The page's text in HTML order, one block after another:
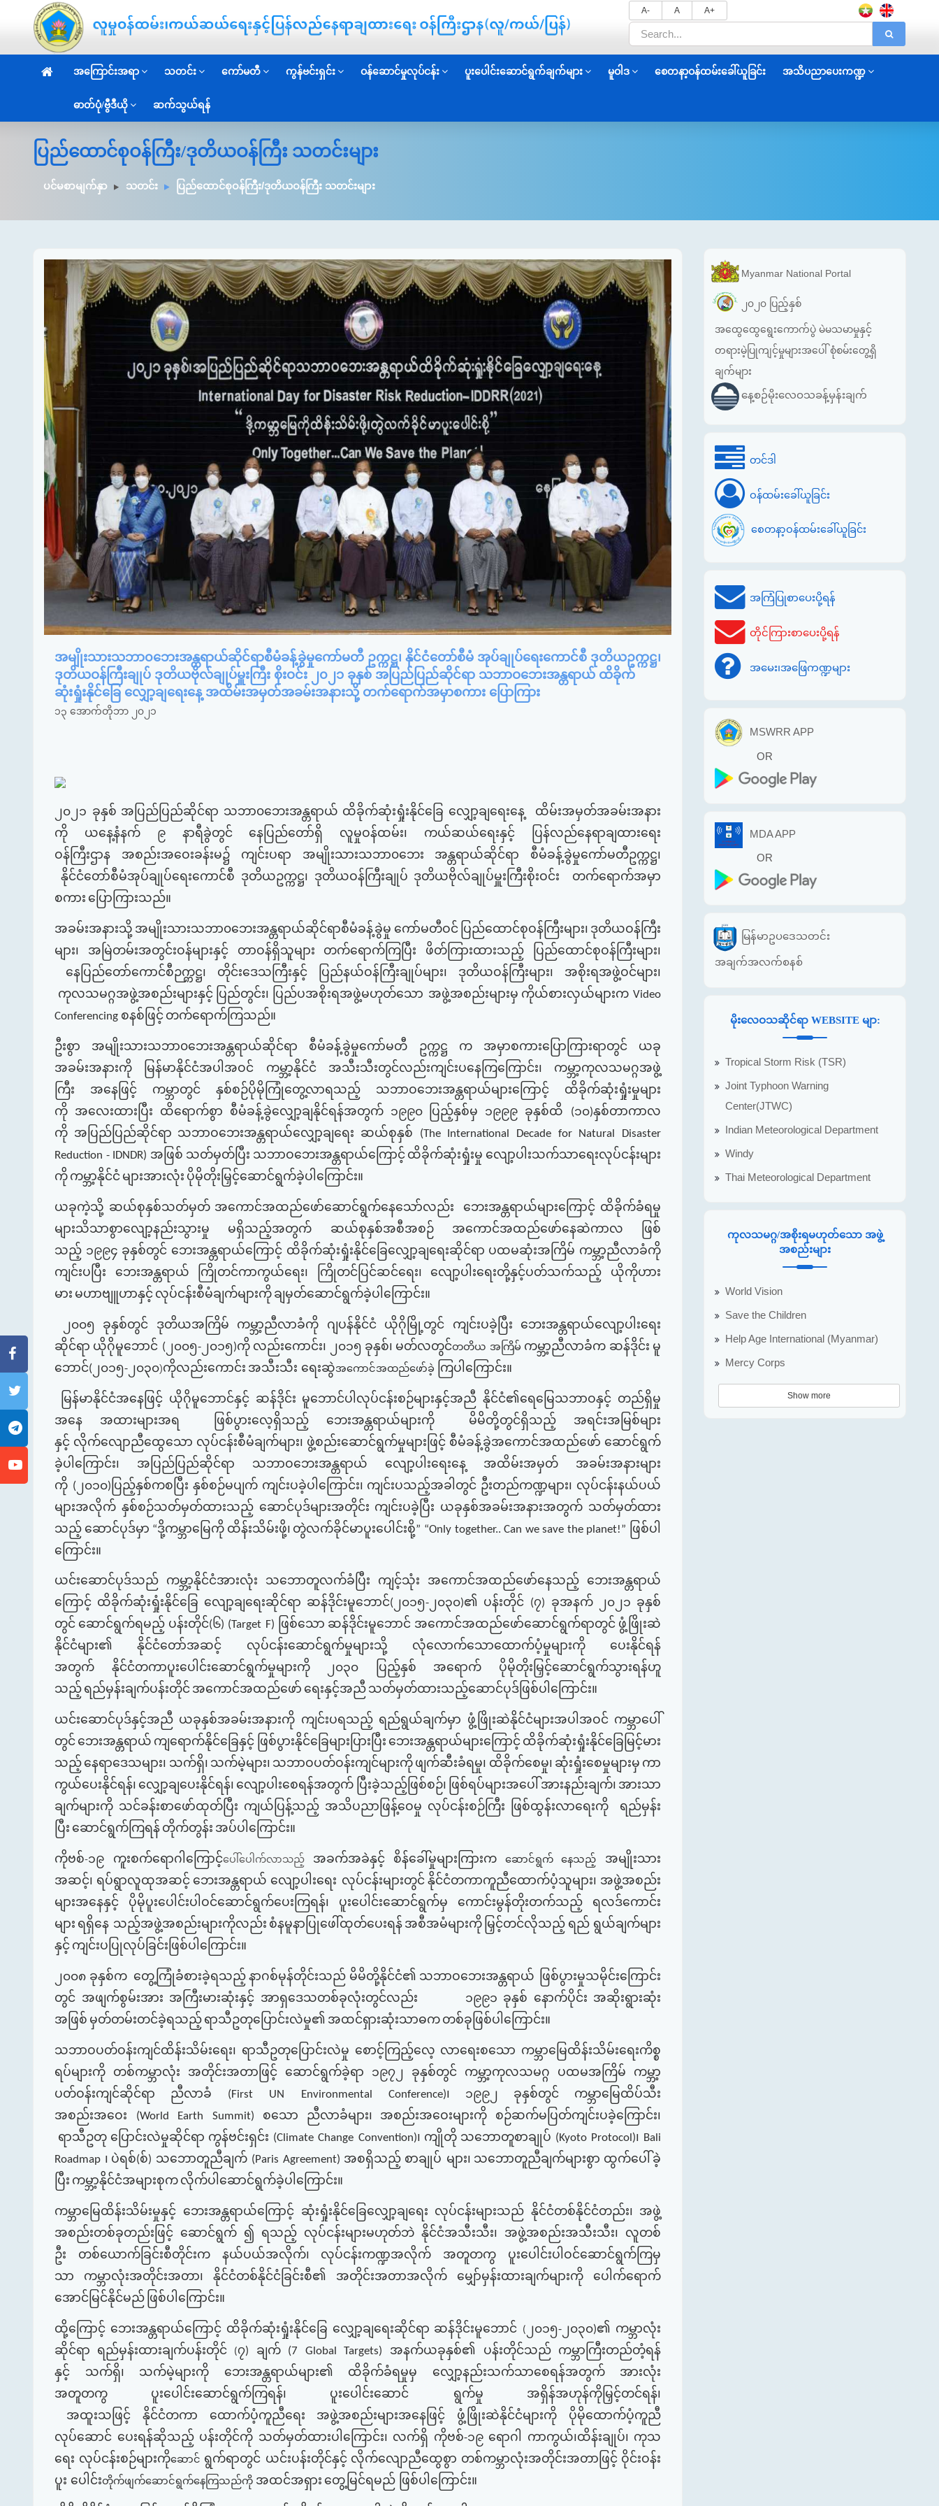
A- A A+
အကြောင်းအရာ သတင်း ကော်မတီ ကွန်ဗင်းရှင်း ဝန်ဆောင်မှုလုပ်ငန်း ပူးပေါင်းဆောင်ရွက်ချက်များ မူဝါဒ စေတနာ့ဝန်ထမ်းခေါ်ယူခြင်း အသိပညာပေးကဏ္ဍ
ဓာတ်ပုံ/ဗွီဒီယို ဆက်သွယ်ရန်
ပြည်ထောင်စုဝန်ကြီး/ဒုတိယဝန်ကြီး သတင်းများ
ပင်မစာမျက်နှာ သတင်း ပြည်ထောင်စုဝန်ကြီး/ဒုတိယဝန်ကြီး သတင်းများ
အမျိုးသားသဘာ၀ဘေးအန္တရာယ်ဆိုင်ရာစီမံခန့်ခွဲမှုကော်မတီ ဥက္ကဋ္ဌ၊ နိုင်ငံတော်စီမံ အုပ်ချုပ်ရေးကောင်စီ ဒုတိယဥက္ကဋ္ဌ၊
ဒုတိယဝန်ကြီးချုပ် ဒုတိယဗိုလ်ချုပ်မှူးကြီး စိုးဝင်း ၂၀၂၁ ခုနှစ် အပြည်ပြည်ဆိုင်ရာ သဘာဝဘေးအန္တရာယ် ထိခိုက်
ဆုံးရှုံးနိုင်ခြေ လျှော့ချရေးနေ့ အထိမ်းအမှတ်အခမ်းအနားသို့ တက်ရောက်အမှာစကား ပြောကြား
၁၃ အောက်တိုဘာ ၂၀၂၁
၂၀၂၁ ခုနှစ် အပြည်ပြည်ဆိုင်ရာ သဘာ၀ဘေးအန္တရာယ် ထိခိုက်ဆုံးရှုံးနိုင်ခြေ လျှော့ချရေးနေ့
ထိမ်းအမှတ်အခမ်းအနား
ကို
ယနေ့နံနက် ၉ နာရီခွဲတွင် နေပြည်တော်ရှိ လူမှုဝန်ထမ်း၊ ကယ်ဆယ်ရေးနှင့်
ပြန်လည်နေရာချထားရေး
ဝန်ကြီးဌာန
အစည်းအဝေးခန်းမ၌ ကျင်းပရာ အမျိုးသားသဘာ၀ဘေး အန္တရာယ်ဆိုင်ရာ
စီမံခန့်ခွဲမှုကော်မတီဥက္ကဋ္ဌ၊
နိုင်ငံတော်စီမံအုပ်ချုပ်ရေးကောင်စီ ဒုတိယဥက္ကဋ္ဌ၊ ဒုတိယဝန်ကြီးချုပ် ဒုတိယဗိုလ်ချုပ်မှူးကြီးစိုးဝင်း
တက်ရောက်အမှာ
စကား ပြောကြားသည်။
အခမ်းအနားသို့ အမျိုးသားသဘာ၀ဘေးအန္တရာယ်ဆိုင်ရာစီမံခန့်ခွဲမှု ကော်မတီဝင် ပြည်ထောင်စုဝန်ကြီးများ၊ ဒုတိယဝန်ကြီး
များ၊
အမြဲတမ်းအတွင်းဝန်များနှင့် တာဝန်ရှိသူများ တက်ရောက်ကြပြီး ဖိတ်ကြားထားသည့်
ပြည်ထောင်စုဝန်ကြီးများ၊
နေပြည်တော်ကောင်စီဉက္ကဋ္ဌ၊
တိုင်းဒေသကြီးနှင့် ပြည်နယ်ဝန်ကြီးချုပ်များ၊ ဒုတိယဝန်ကြီးများ၊
အစိုးရအဖွဲ့ဝင်များ၊
ကုလသမဂ္ဂအဖွဲ့အစည်းများနှင့် ပြည်တွင်း၊ ပြည်ပအစိုးရအဖွဲ့မဟုတ်သော အဖွဲ့အစည်းများမှ ကိုယ်စားလှယ်များက Video
Conferencing စနစ်ဖြင့် တက်ရောက်ကြသည်။
ဦးစွာ အမျိုးသားသဘာ၀ဘေးအန္တရာယ်ဆိုင်ရာ စီမံခန့်ခွဲမှုကော်မတီ ဥက္ကဋ္ဌ က အမှာစကားပြောကြားရာတွင်
ယခု
အခမ်းအနားကို
မြန်မာနိုင်ငံအပါအဝင် ကမ္ဘာ့နိုင်ငံ အသီးသီးတွင်လည်းကျင်းပနေကြကြောင်း၊
ကမ္ဘာ့ကုလသမဂ္ဂအဖွဲ့
ကြီး
အနေဖြင့် ကမ္ဘာတွင် နှစ်စဉ်ပိုမိုကြုံတွေ့လာရသည့် သဘာဝဘေးအန္တရာယ်များကြောင့်
ထိခိုက်ဆုံးရှုံးမှုများ
ကို အလေးထားပြီး ထိရောက်စွာ စီမံခန့်ခွဲလျှော့ချနိုင်ရန်အတွက် ၁၉၉၀ ပြည့်နှစ်မှ ၁၉၉၉ ခုနှစ်ထိ (၁၀)နှစ်တာကာလ
ကို အပြည်ပြည်ဆိုင်ရာ သဘာဝဘေးအန္တရာယ်လျှော့ချရေး ဆယ်စုနှစ် (The International Decade for Natural Disaster
Reduction - IDNDR) အဖြစ် သတ်မှတ်ပြီး သဘာဝဘေးအန္တရာယ်ကြောင့် ထိခိုက်ဆုံးရှုံးမှု လျော့ပါးသက်သာရေးလုပ်ငန်းများ
ကို ကမ္ဘာ့နိုင်ငံ များအားလုံး ပိုမိုတိုးမြှင့်ဆောင်ရွက်ခဲ့ပါကြောင်း။
ယခုကဲ့သို့ ဆယ်စုနှစ်သတ်မှတ် အကောင်အထည်ဖော်ဆောင်ရွက်နေသော်လည်း ဘေးအန္တရာယ်များကြောင့် ထိခိုက်ခံရမှု
များသိသာစွာလျော့နည်းသွားမှု
မရှိသည့်အတွက် ဆယ်စုနှစ်အစီအစဉ် အကောင်အထည်ဖော်နေဆဲကာလ
ဖြစ်
သည့် ၁၉၉၄ ခုနှစ်တွင် ဘေးအန္တရာယ်ကြောင့် ထိခိုက်ဆုံးရှုံးနိုင်ခြေလျှော့ချရေးဆိုင်ရာ ပထမဆုံးအကြိမ် ကမ္ဘာ့ညီလာခံကို
ကျင်းပပြီး
ဘေးအန္တရာယ် ကြိုတင်ကာကွယ်ရေး၊ ကြိုတင်ပြင်ဆင်ရေး၊ လျော့ပါးရေးတို့နှင့်ပတ်သက်သည့်
ယိုကိုဟား
မား မဟာဗျူဟာနှင့် လုပ်ငန်းစီမံချက်များကို ချမှတ်ဆောင်ရွက်ခဲ့ပါကြောင်း။
၂၀၀၅ ခုနှစ်တွင် ဒုတိယအကြိမ် ကမ္ဘာ့ညီလာခံကို ဂျပန်နိုင်ငံ ယိုဂိုမြို့တွင် ကျင်းပခဲ့ပြီး
ဘေးအန္တရာယ်လျော့ပါးရေး
ဆိုင်ရာ ယိုဂိုမူဘောင် (၂၀၀၅-၂၀၁၅)ကို လည်းကောင်း၊ ၂၀၁၅ ခုနှစ်၊ မတ်လတွင်တတိယ အကြိမ် ကမ္ဘာ့ညီလာခံက ဆန်ဒိုင်း မူ
ဘောင်( ၂၀၁၅- ၂၀၃၀)ကိုလည်းကောင်း အသီးသီး ရေးဆွဲအကောင်အထည်ဖော်ခဲ့ ကြပါကြောင်း။
မြန်မာနိုင်ငံအနေဖြင့် ယိုဂိုမူဘောင်နှင့် ဆန်ဒိုင်း မူဘောင်ပါလုပ်ငန်းစဉ်များနှင့်အညီ နိုင်ငံ၏ရေမြေသဘာဝနှင့် တည်ရှိမှု
အနေ
အထားများအရ ဖြစ်ပွားလေ့ရှိသည့် ဘေးအန္တရာယ်များကို မိမိတို့တွင်ရှိသည့်
အရင်းအမြစ်များ
နှင့် လိုက်လျောညီထွေသော လုပ်ငန်းစီမံချက်များ၊ ဖွဲ့စည်းဆောင်ရွက်မှုများဖြင့် စီမံခန့်ခွဲအကောင်အထည်ဖော် ဆောင်ရွက်
ခဲ့ပါကြောင်း၊
အပြည်ပြည်ဆိုင်ရာ သဘာဝဘေးအန္တရာယ် လျော့ပါးရေးနေ့ အထိမ်းအမှတ်
အခမ်းအနားများ
ကို (၂၀၁၀) ပြည့်နှစ်ကစပြီး နှစ်စဉ်မပျက် ကျင်းပခဲ့ပါကြောင်း၊ ကျင်းပသည့်အခါတွင် ဦးတည်ကဏ္ဍများ၊ လုပ်ငန်းနယ်ပယ်
များအလိုက် နှစ်စဉ်သတ်မှတ်ထားသည့် ဆောင်ပုဒ်များအတိုင်း ကျင်းပခဲ့ပြီး ယခုနှစ်အခမ်းအနားအတွက် သတ်မှတ်ထား
သည့် ဆောင်ပုဒ်မှာ “ဒို့ကမ္ဘာမြေကို ထိန်းသိမ်းဖို့၊ တွဲလက်ခိုင်မာပူးပေါင်းစို့” “Only together.. Can we save the planet!”
ဖြစ်ပါ
ကြောင်း။
ယင်းဆောင်ပုဒ်သည် ကမ္ဘာ့နိုင်ငံအားလုံး သဘောတူလက်ခံပြီး ကျင့်သုံး အကောင်အထည်ဖော်နေသည့် ဘေးအန္တရာယ်
ကြောင့် ထိခိုက်ဆုံးရှုံးနိုင်ခြေ လျော့ချရေးဆိုင်ရာ ဆန်ဒိုင်းမူဘောင်( ၂၀၁၅- ၂၀၃၀)၏ ပန်းတိုင် (၇) ခုအနက် ၂၀၂၁ ခုနှစ်
တွင် ဆောင်ရွက်ရမည့် ပန်းတိုင်(၆) (Target F) ဖြစ်သော ဆန်ဒိုင်းမူဘောင် အကောင်အထည်ဖော်ဆောင်ရွက်ရာတွင် ဖွံ့ဖြိုးဆဲ
နိုင်ငံများ၏
နိုင်ငံတော်အဆင့် လုပ်ငန်းဆောင်ရွက်မှုများသို့ လုံလောက်သောထောက်ပံ့မှုများကို
ပေးနိုင်ရန်
အတွက်
နိုင်ငံတကာပူးပေါင်းဆောင်ရွက်မှုများကို ၂၀၃၀ ပြည့်နှစ် အရောက်
ပိုမိုတိုးမြှင့်ဆောင်ရွက်သွားရန်ဟူ
သည့် ရည်မှန်းချက်ပန်းတိုင် အကောင်အထည်ဖော် ရေးနှင့်အညီ သတ်မှတ်ထားသည့်ဆောင်ပုဒ်ဖြစ်ပါကြောင်း။
ယင်းဆောင်ပုဒ်နှင့်အညီ ယခုနှစ်အခမ်းအနားကို ကျင်းပရသည့် ရည်ရွယ်ချက်မှာ ဖွံ့ဖြိုးဆဲနိုင်ငံများအပါအဝင် ကမ္ဘာပေါ်
တွင် ဘေးအန္တရာယ် ကျရောက်နိုင်ခြေနှင့် ဖြစ်ပွားနိုင်ခြေများပြားပြီး ဘေးအန္တရာယ်များကြောင့် ထိခိုက်ဆုံးရှုံးနိုင်ခြေမြင့်မား
သည့် နေရာဒေသများ၊ သက်ရှိ၊ သက်မဲ့များ၊ သဘာဝပတ်ဝန်းကျင်များကို ဖျက်ဆီးခံရမှု၊ ထိခိုက်စေမှု၊ ဆုံးရှုံးစေမှုများမှ ကာ
ကွယ်ပေးနိုင်ရန်၊ လျှော့ချပေးနိုင်ရန်၊ လျော့ပါးစေရန်အတွက် ပြီးခဲ့သည့်ဖြစ်စဉ်၊ ဖြစ်ရပ်များအပေါ် အားနည်းချက်၊ အားသာ
ချက်များကို သင်ခန်းစာဖော်ထုတ်ပြီး ကျယ်ပြန့်သည့် အသိပညာဖြန့်ဝေမှု လုပ်ငန်းစဉ်ကြီး ဖြစ်ထွန်းလာရေးကို
ရည်မှန်း
ပြီး ဆောင်ရွက်ကြရန် တိုက်တွန်း အပ်ပါကြောင်း။
ကိုဗစ်-၁၉ ကူးစက်ရောဂါကြောင့်ပေါ်ပေါက်လာသည့် အခက်အခဲနှင့် စိန်ခေါ်မှုများကြားက ဆောင်ရွက် နေသည့်
အမျိုးသား
အဆင့်၊ ရပ်ရွာလူထုအဆင့် ဘေးအန္တရာယ် လျော့ပါးရေး လုပ်ငန်းများတွင် နိုင်ငံတကာကူညီထောက်ပံ့သူများ၊ အဖွဲ့အစည်း
များအနေနှင့်
ပိုမိုပူးပေါင်းပါဝင်ဆောင်ရွက်ပေးကြရန်၊ ပူးပေါင်းဆောင်ရွက်မှ ကောင်းမွန်တိုးတက်သည့်
ရလဒ်ကောင်း
များ ရရှိနေ သည့်အဖွဲ့အစည်းများကိုလည်း စံနမူနာပြုဖေါ်ထုတ်ပေးရန် အစီအမံများကို မြှင့်တင်လိုသည့် ရည် ရွယ်ချက်များ
နှင့် ကျင်းပပြုလုပ်ခြင်းဖြစ်ပါကြောင်း။
၂၀၀၈ ခုနှစ်က တွေ့ကြုံခံစားခဲ့ရသည့် နာဂစ်မုန်တိုင်းသည် မိမိတို့နိုင်ငံ၏ သဘာဝဘေးအန္တရာယ် ဖြစ်ပွားမှုသမိုင်းကြောင်း
တွင် အဖျက်စွမ်းအား အကြီးမားဆုံးနှင့် အာရှဒေသတစ်ခုလုံးတွင်လည်း ၁၉၉၁ ခုနှစ် နောက်ပိုင်း အဆိုးရွားဆုံး
အဖြစ် မှတ်တမ်းတင်ခဲ့ရသည့် ရာသီဥတုပြောင်းလဲမှု၏ အထင်ရှားဆုံးသာဓက တစ်ခုဖြစ်ပါကြောင်း။
သဘာဝပတ်ဝန်းကျင်ထိန်းသိမ်းရေး၊ ရာသီဥတုပြောင်းလဲမှု စောင့်ကြည့်လေ့ လာရေးစသော ကမ္ဘာမြေထိန်းသိမ်းရေးကိစ္စ
ရပ်များကို တစ်ကမ္ဘာလုံး အတိုင်းအတာဖြင့် ဆောင်ရွက်ခဲ့ရာ ၁၉၇၂ ခုနှစ်တွင် ကမ္ဘာ့ကုလသမဂ္ဂ ပထမအကြိမ်
ကမ္ဘာ့
ပတ်ဝန်းကျင်ဆိုင်ရာ
ညီလာခံ (First UN Environmental Conference)၊ ၁၉၉၂ ခုနှစ်တွင်
ကမ္ဘာမြေထိပ်သီး
အစည်းအဝေး (World Earth Summit) စသော ညီလာခံများ၊ အစည်းအဝေးများကို
စဉ်ဆက်မပြတ်ကျင်းပခဲ့ကြောင်း၊
ရာသီဥတု ပြောင်းလဲမှုဆိုင်ရာ ကွန်ဗင်းရှင်း (Climate Change Convention)၊ ကျိုတို သဘောတူစာချုပ် (Kyoto Protocol)၊ Bali
Roadmap ၊ ပဲရစ်(စ်) သဘောတူညီချက် (Paris Agreement) အစရှိသည့် စာချုပ် များ၊ သဘောတူညီချက်များစွာ ထွက်ပေါ်ခဲ့
ပြီး ကမ္ဘာ့နိုင်ငံအများစုက လိုက်ပါဆောင်ရွက်ခဲ့ပါကြောင်း။
ကမ္ဘာမြေထိန်းသိမ်းမှုနှင့် ဘေးအန္တရာယ်ကြောင့် ဆုံးရှုံးနိုင်ခြေလျှော့ချရေး လုပ်ငန်းများသည် နိုင်ငံတစ်နိုင်ငံတည်း၊ အဖွဲ့
အစည်းတစ်ခုတည်းဖြင့် ဆောင်ရွက် ၍ ရသည့် လုပ်ငန်းများမဟုတ်ဘဲ နိုင်ငံအသီးသီး၊ အဖွဲ့အစည်းအသီးသီး၊
လူတစ်
ဦး
တစ်ယောက်ခြင်းစီတိုင်းက နယ်ပယ်အလိုက်၊ လုပ်ငန်းကဏ္ဍအလိုက် အတူတကွ
ပူးပေါင်းပါဝင်ဆောင်ရွက်ကြမှ
သာ
ကမ္ဘာလုံးအတိုင်းအတာ၊ နိုင်ငံတစ်နိုင်ငံခြင်းစီ၏ အတိုင်းအတာအလိုက် မျှော်မှန်းထားချက်များကို
ပေါက်ရောက်
အောင်မြင်နိုင်မည် ဖြစ်ပါကြောင်း။
ထို့ကြောင့် ဘေးအန္တရာယ်ကြောင့် ထိခိုက်ဆုံးရှုံးနိုင်ခြေ လျှော့ချရေးဆိုင်ရာ ဆန်ဒိုင်းမူဘောင် ( ၂၀၁၅- ၂၀၃၀)၏ ကမ္ဘာလုံး
ဆိုင်ရာ ရည်မှန်းထားချက်ပန်းတိုင် (၇) ချက်(7 Global Targets) အနက်ယခုနှစ်၏ ပန်းတိုင်သည် ကမ္ဘာကြီးတည်တံ့ရန်
နှင့်
သက်ရှိ၊ သက်မဲ့များကို ဘေးအန္တရာယ်များ၏ ထိခိုက်ခံရမှုမှ လျှော့နည်းသက်သာစေရန်အတွက်
အားလုံး
အတူတကွ
ပူးပေါင်းဆောင်ရွက်ကြရန်၊ ပူးပေါင်းဆောင် ရွက်မှု
အရှိန်အဟုန်ကိုမြှင့်တင်ရန်၊
အထူးသဖြင့်
နိုင်ငံတကာ ထောက်ပံ့ကူညီရေး အဖွဲ့အစည်းများအနေဖြင့် ဖွံ့ဖြိုးဆဲနိုင်ငံများကို
ပိုမိုထောက်ပံ့ကူညီ
လုပ်ဆောင် ပေးရန်ဆိုသည့် ပန်းတိုင်ကို သတ်မှတ်ထားပါကြောင်း၊ လက်ရှိ ကိုဗစ်-၁၉ ရောဂါ ကာကွယ်၊ထိန်းချုပ်၊ ကုသ
ရေး လုပ်ငန်းစဉ်များကိုဆောင် ရွက်ရာတွင် ယင်းပန်းတိုင်နှင့် လိုက်လျောညီထွေစွာ တစ်ကမ္ဘာလုံးအတိုင်းအတာဖြင့် ဝိုင်းဝန်း
ပူး ပေါင်းတိုက်ဖျက်ဆောင်ရွက်နေကြသည်ကို အထင်အရှား တွေ့မြင်ရမည် ဖြစ်ပါကြောင်း။
Myanmar National Portal
၂၀၂၀ ပြည့်နှစ်
အထွေထွေရွေးကောက်ပွဲ မဲမသမာမှုနှင့်
တရားမဲ့ပြုကျင့်မှုများအပေါ် စုံစမ်းတွေ့ရှိ
ချက်များ
နေ့စဉ်မိုးလေဝသခန့်မှန်းချက်
တင်ဒါ
ဝန်ထမ်းခေါ်ယူခြင်း
စေတနာ့ဝန်ထမ်းခေါ်ယူခြင်း
အကြံပြုစာပေးပို့ရန်
တိုင်ကြားစာပေးပို့ရန်
အမေး၊အဖြေကဏ္ဍများ
MSWRR APP
OR
MDA APP
OR
မြန်မာဥပဒေသတင်း
အချက်အလက်စနစ်
မိုးလေဝသဆိုင်ရာ WEBSITE မျာ:
Tropical Storm Risk (TSR)
Joint Typhoon Warning
Center(JTWC)
Indian Meteorological Department
Windy
Thai Meteorological Department
ကုလသမဂ္ဂ/အစိုးရမဟုတ်သော အဖွဲ့
အစည်းများ
World Vision
Save the Children
Help Age International (Myanmar)
Mercy Corps
Show more